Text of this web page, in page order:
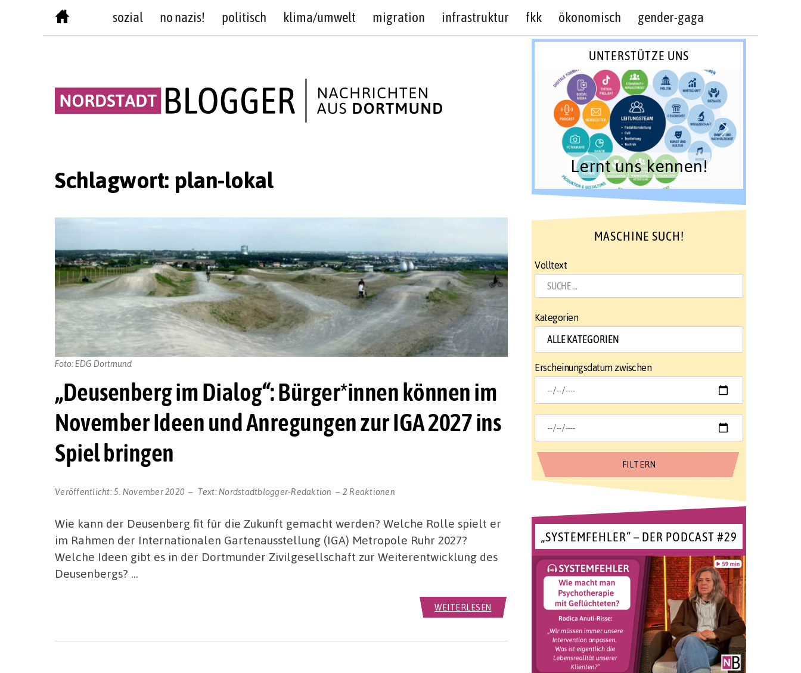
sozial no nazis! politisch klima/umwelt migration infrastruktur fkk ökonomisch gender-gaga
Schlagwort: plan-lokal
„Deusenberg im Dialog“: Bürger*innen können im
November Ideen und Anregungen zur IGA 2027 ins
Spiel bringen
Veröffentlicht:5. November 2020 Text: Nordstadtblogger-Redaktion 2 Reaktionen
Foto: EDG Dortmund
Wie kann der Deusenberg fit für die Zukunft gemacht werden? Welche Rolle spielt er
im Rahmen der Internationalen Gartenausstellung (IGA) Metropole Ruhr 2027?
Welche Ideen gibt es in der Dortmunder Zivilgesellschaft zur Weiterentwicklung des
Deusenbergs? …
WEITERLESEN
UNTERSTÜTZE UNS
Lernt uns kennen!
MASCHINE SUCH!
Volltext
Kategorien
Erscheinungsdatum zwischen
„SYSTEMFEHLER“ – DER PODCAST #29